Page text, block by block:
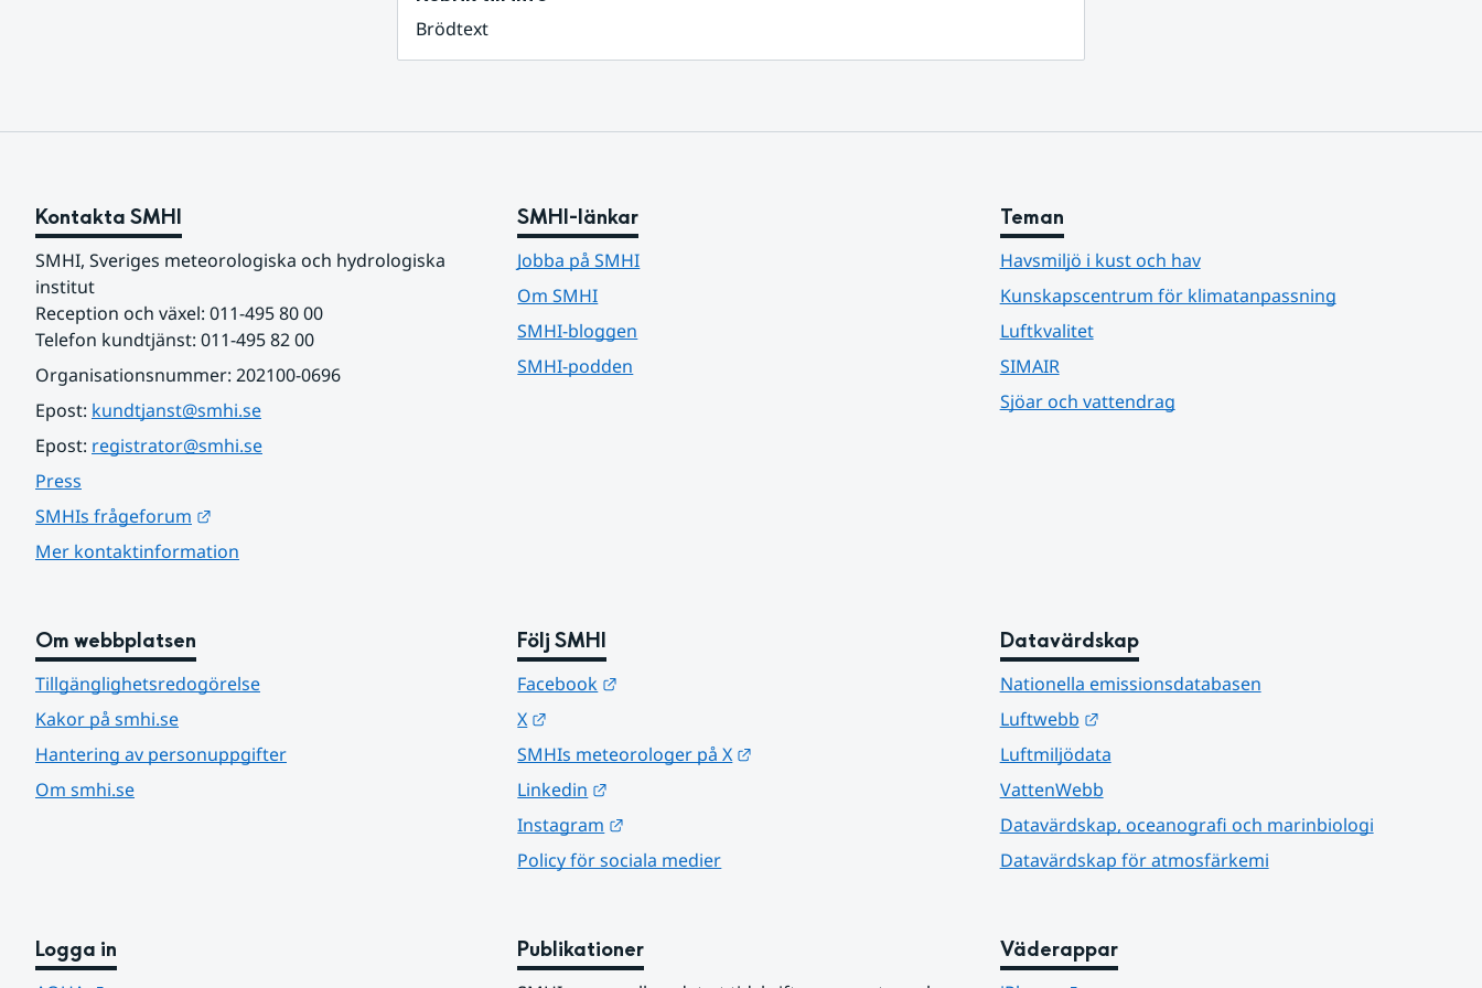
Brödtext
Kontakta SMHI
SMHI, Sveriges meteorologiska och hydrologiska
institut
Reception och växel: 011-495 80 00
Telefon kundtjänst: 011-495 82 00
Organisationsnummer: 202100-0696
Epost: kundtjanst@smhi.se
Epost: registrator@smhi.se
Press
SMHIs frågeforum
Mer kontaktinformation
SMHI-länkar
Jobba på SMHI
Om SMHI
SMHI-bloggen
SMHI-podden
Teman
Havsmiljö i kust och hav
Kunskapscentrum för klimatanpassning
Luftkvalitet
SIMAIR
Sjöar och vattendrag
Om webbplatsen
Tillgänglighetsredogörelse
Kakor på smhi.se
Hantering av personuppgifter
Om smhi.se
Följ SMHI
Facebook
X
SMHIs meteorologer på X
Linkedin
Instagram
Policy för sociala medier
Datavärdskap
Nationella emissionsdatabasen
Luftwebb
Länk till annan webbplats.
Luftmiljödata
VattenWebb
Datavärdskap, oceanografi och marinbiologi
Datavärdskap för atmosfärkemi
Logga in Publikationer Väderappar